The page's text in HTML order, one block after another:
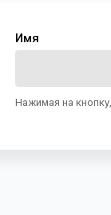
Имя
Нажимая на